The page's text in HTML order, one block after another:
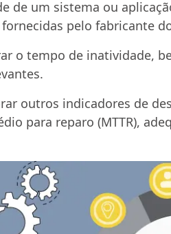
de um sistema ou
pelo fabricante
o tempo de inatividade,
outros indicadores de
para reparo (MTTR),